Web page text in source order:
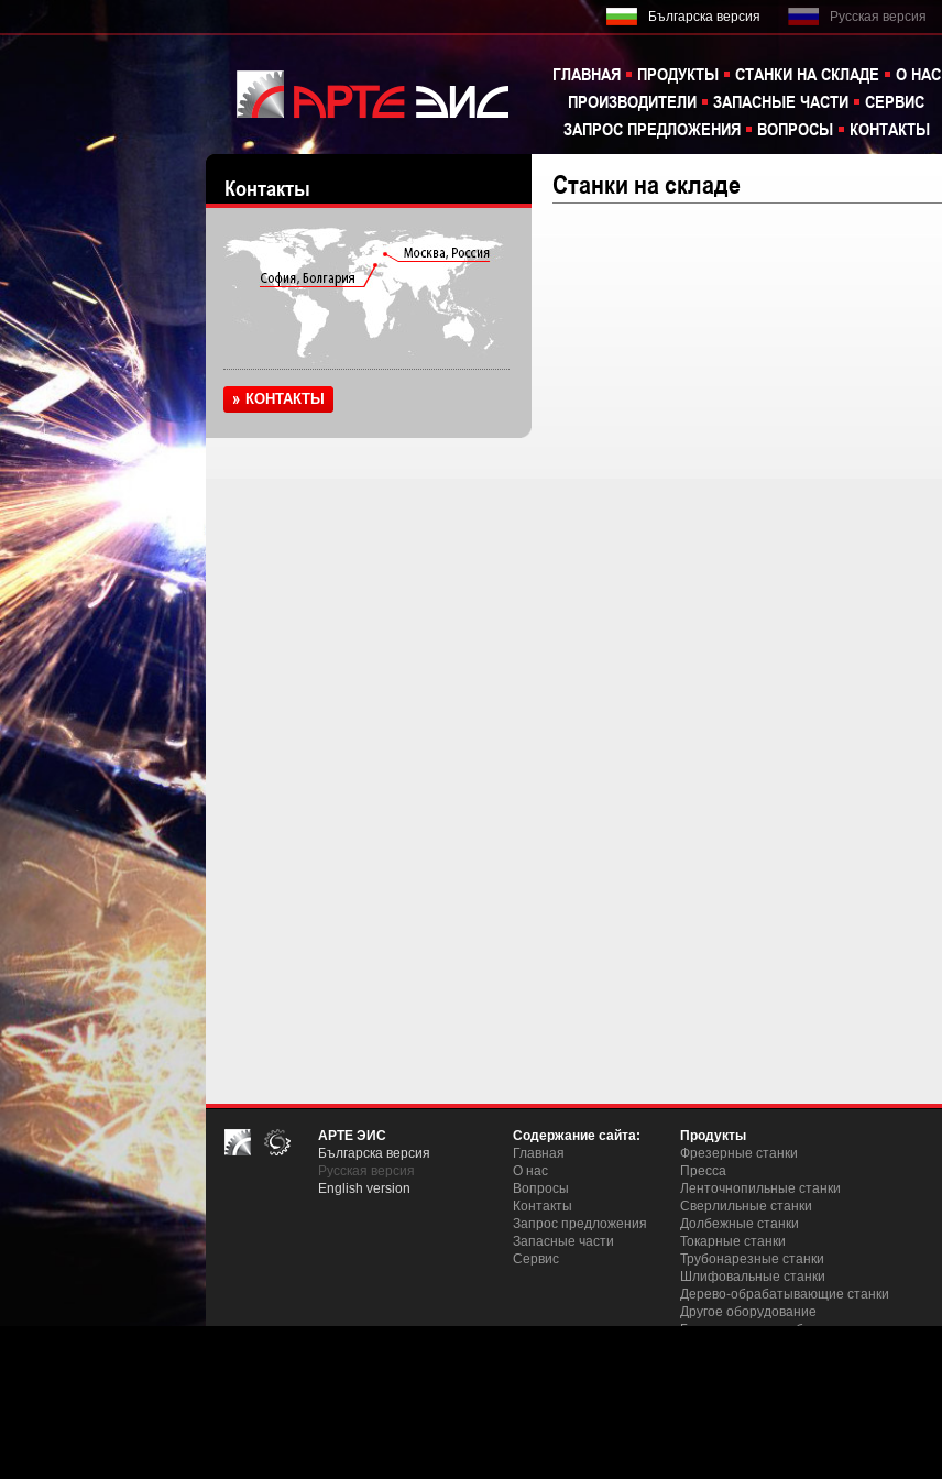
Българска версия Русская версия
ГЛАВНАЯ ПРОДУКТЫ СТАНКИ НА СКЛАДЕ
О НАС
ПРОИЗВОДИТЕЛИ
ЗАПАСНЫЕ ЧАСТИ
СЕРВИС
ЗАПРОС ПРЕДЛОЖЕНИЯ
ВОПРОСЫ КОНТАКТЫ
Контакты
КОНТАКТЫ
Станки на складе
АРТЕ ЭИС
Българска версия
Русская версия
English version
Содержание сайта:
Главная
О нас
Вопросы
Контакты
Запрос предложения
Запасные части
Сервис
Продукты
Фрезерные станки
Пресса
Ленточнопильные станки
Сверлильные станки
Долбежные станки
Токарные станки
Трубонарезные станки
Шлифовальные станки
Дерево-обрабатывающие станки
Другое оборудование
Грузоподьемное оборудование